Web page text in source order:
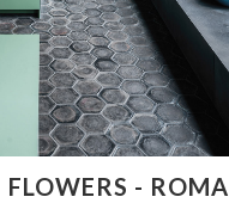
- ROMA